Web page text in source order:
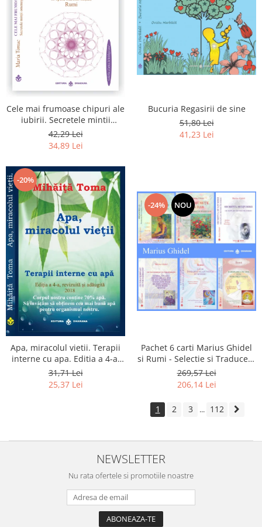
Cele mai frumoase chipuri ale
iubirii. Secretele mintii
omenesti in opera marelui
initiat, Rumi
42,29 Lei
34,89 Lei
Bucuria Regasirii de sine
51,80 Lei
41,23 Lei
-20%
Apa, miracolul vietii. Terapii
interne cu apa. Editia a 4-a,
revizuita si adaugita.
31,71 Lei
25,37 Lei
-24% NOU
Pachet 6 carti Marius Ghidel
si Rumi - Selectie si Traducere
de Marius Ghidel
269,57 Lei
206,14 Lei
1 2 3 ... 112
NEWSLETTER
Nu rata ofertele si promotiile noastre